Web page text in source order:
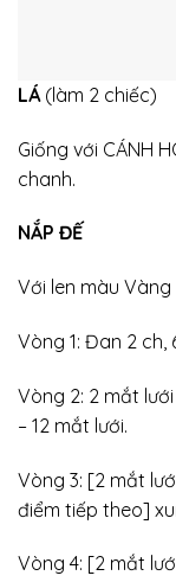
LÁ(làm 2 chiếc)
Giống với CÁNH
chanh.
NẮP ĐẾ
Với len màu Vàng
Vòng 1: Đan 2 ch,
Vòng 2: 2 mắt
– 12 mắt lưới.
Vòng 3: [2 mắt
điểm tiếp theo]
Vòng 4: [2 mắt